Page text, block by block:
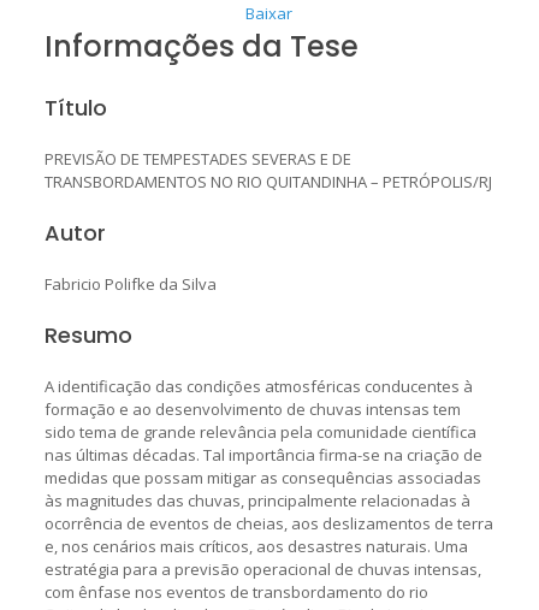
Baixar
Informações da Tese
Título
PREVISÃO DE TEMPESTADES SEVERAS E DE
TRANSBORDAMENTOS NO RIO QUITANDINHA – PETRÓPOLIS/RJ
Autor
Fabricio Polifke da Silva
Resumo
A identificação das condições atmosféricas conducentes à
formação e ao desenvolvimento de chuvas intensas tem
sido tema de grande relevância pela comunidade científica
nas últimas décadas. Tal importância firma-se na criação de
medidas que possam mitigar as consequências associadas
às magnitudes das chuvas, principalmente relacionadas à
ocorrência de eventos de cheias, aos deslizamentos de terra
e, nos cenários mais críticos, aos desastres naturais. Uma
estratégia para a previsão operacional de chuvas intensas,
com ênfase nos eventos de transbordamento do rio